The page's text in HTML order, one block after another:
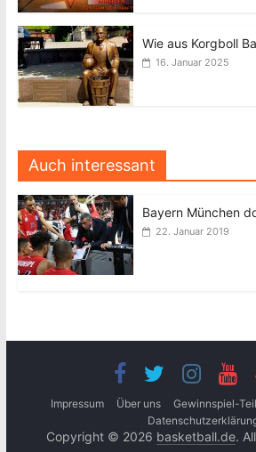
Wie aus Korgboll
16. Januar 2025
Auch interessant
Bayern München
22. Januar 2019
Impressum Über uns
Gewinnspiel-
Copyright © 2026 basketball.de.